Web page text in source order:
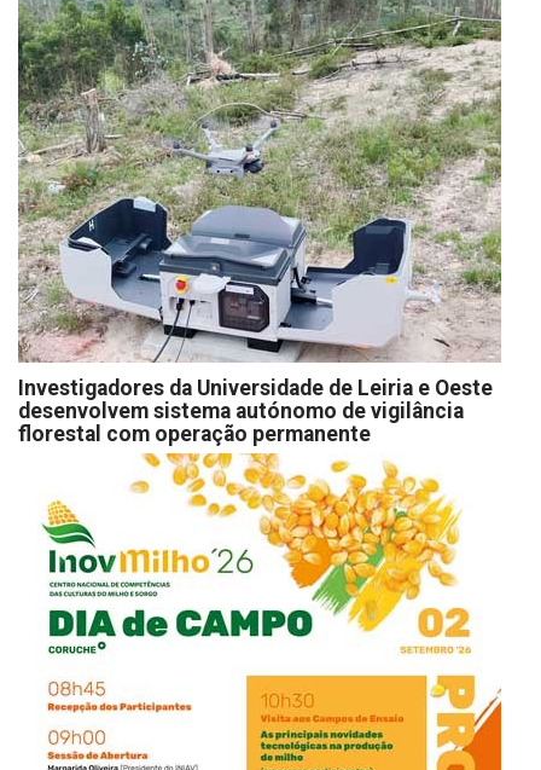
Investigadores da Universidade de Leiria e Oeste
desenvolvem sistema autónomo de vigilância
florestal com operação permanente